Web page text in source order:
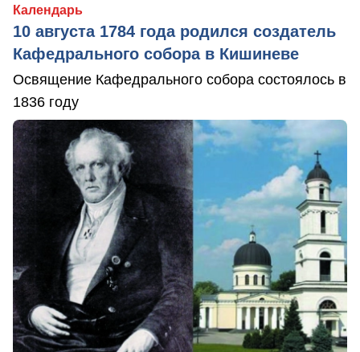
Календарь
10 августа 1784 года родился создатель
Кафедрального собора в Кишиневе
Освящение Кафедрального собора состоялось в
1836 году